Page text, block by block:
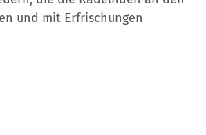
und mit Erfrischungen